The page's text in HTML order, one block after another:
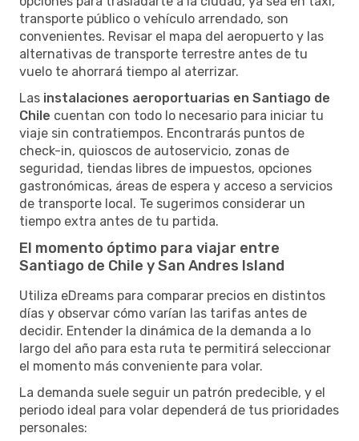
transporte público o vehículo arrendado, son
convenientes. Revisar el mapa del aeropuerto y las
alternativas de transporte terrestre antes de tu
vuelo te ahorrará tiempo al aterrizar.
Las instalaciones aeroportuarias en Santiago de
Chile cuentan con todo lo necesario para iniciar tu
viaje sin contratiempos. Encontrarás puntos de
check-in, quioscos de autoservicio, zonas de
seguridad, tiendas libres de impuestos, opciones
gastronómicas, áreas de espera y acceso a servicios
de transporte local. Te sugerimos considerar un
tiempo extra antes de tu partida.
El momento óptimo para viajar entre
Santiago de Chile y San Andres Island
Utiliza eDreams para comparar precios en distintos
días y observar cómo varían las tarifas antes de
decidir. Entender la dinámica de la demanda a lo
largo del año para esta ruta te permitirá seleccionar
el momento más conveniente para volar.
La demanda suele seguir un patrón predecible, y el
periodo ideal para volar dependerá de tus prioridades
personales: